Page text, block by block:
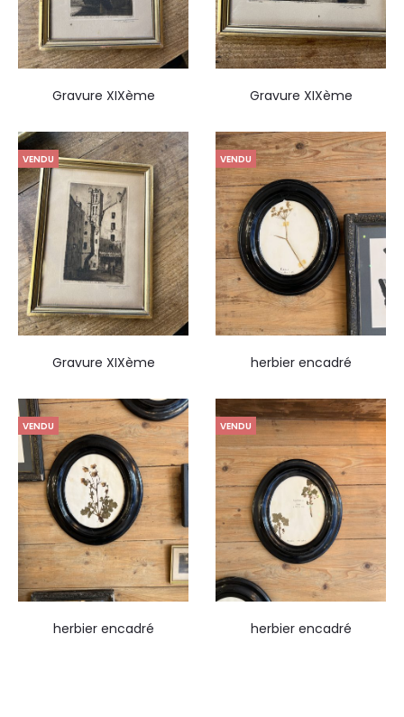
Gravure XIXème Gravure XIXème
VENDU
Gravure XIXème
VENDU
herbier encadré
VENDU
herbier encadré
VENDU
herbier encadré